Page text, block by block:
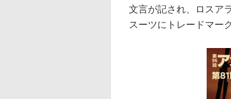
文言が記され、ロスア
スーツにトレードマー